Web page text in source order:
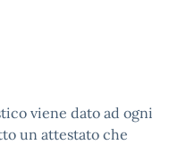
viene dato ad ogni
un attestato che